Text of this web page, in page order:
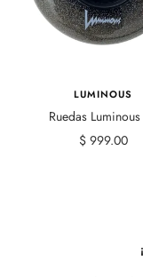
LUMINOUS
Ruedas
Precio
$ 999.00